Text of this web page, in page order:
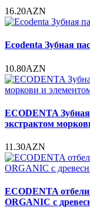
16.20AZN
Ecodenta Зубная
10.80AZN
ECODENTA
экстрактом
11.30AZN
ECODENTA
ORGANIC с